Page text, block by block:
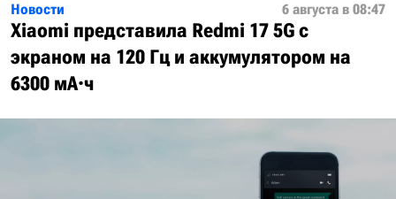
Новости 6 августа в 08:47
Xiaomi представила Redmi 17 5G с
экраном на 120 Гц и аккумулятором на
6300 мА·ч